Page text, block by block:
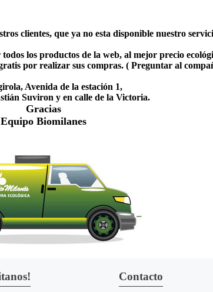
clientes, que ya no esta disponible nuestro
los productos de la web, al mejor precio
por realizar sus compras. ( Preguntar al
Avenida de la estación 1,
Suviron y en calle de la Victoria.
Gracias
Equipo Biomilanes
Contacto